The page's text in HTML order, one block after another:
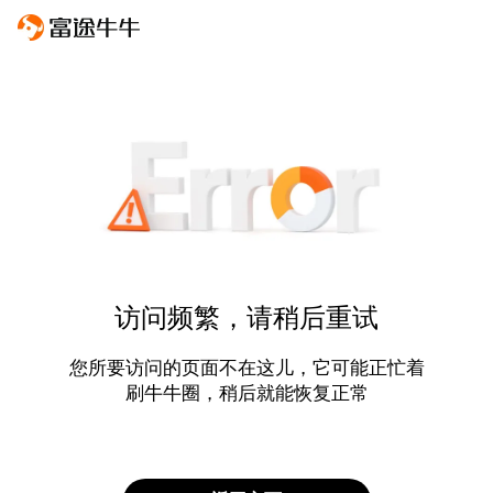
访问频繁，请稍后重试
您所要访问的页面不在这儿，它可能正忙着
刷牛牛圈，稍后就能恢复正常